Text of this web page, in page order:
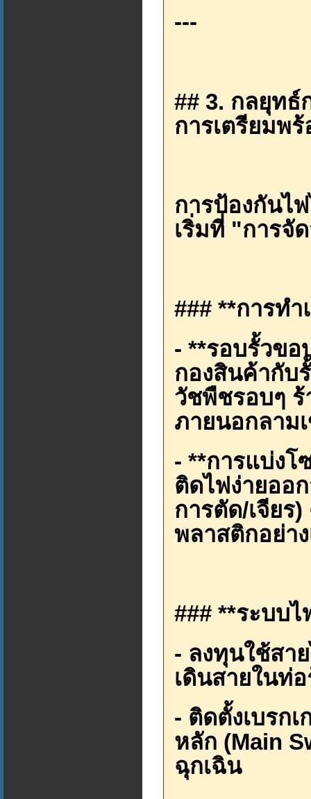
---
## 3. กลยุทธ์
การเตรียมพ
การป้องกันไ
เริ่มที่ "การจั
### **การท
- **รอบรั้วขอ
กองสินค้ากับ
วัชพืชรอบๆ ร้
ภายนอกลาม
- **การแบ่งโ
ติดไฟง่ายออ
การตัด/เจียร
พลาสติกอย่า
### **ระบบ
- ลงทุนใช้สา
เดินสายในท่
- ติดตั้งเบรก
หลัก (Main
ฉุกเฉิน